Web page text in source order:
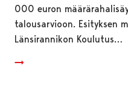
000 euron
talousarvioon. Esityksen
Länsirannikon Koulutus…